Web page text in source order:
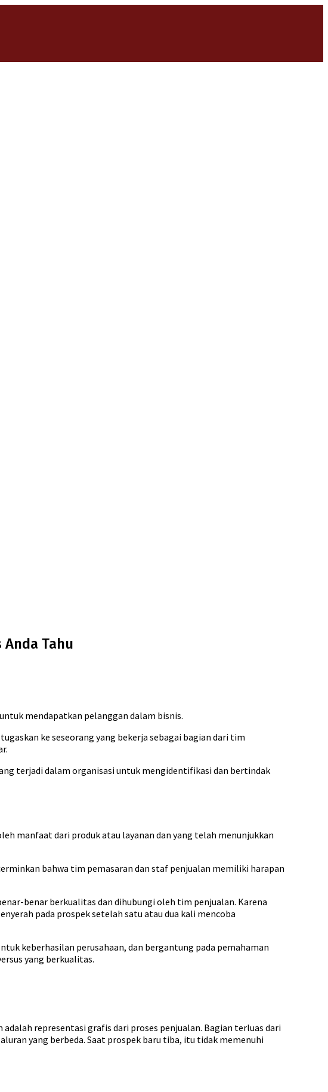
Tahu
mendapatkan pelanggan dalam bisnis.
ke seseorang yang bekerja sebagai bagian dari tim
terjadi dalam organisasi untuk mengidentifikasi dan bertindak
manfaat dari produk atau layanan dan yang telah menunjukkan
bahwa tim pemasaran dan staf penjualan memiliki harapan
benar berkualitas dan dihubungi oleh tim penjualan. Karena
pada prospek setelah satu atau dua kali mencoba
keberhasilan perusahaan, dan bergantung pada pemahaman
yang berkualitas.
representasi grafis dari proses penjualan. Bagian terluas dari
yang berbeda. Saat prospek baru tiba, itu tidak memenuhi